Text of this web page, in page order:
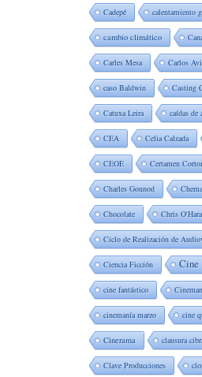
Cadepé calentamiento
cambio climático
Carles Mesa Carlos
caso Baldwin Casting
Catuxa Leira caídas de
CEA Celia Calzada
CEOE Certamen
Charles Gounod
Chocolate Chris O'Hara
Ciclo de Realización de
Ciencia Ficción Cine
cine fantástico
cinemanía marzo cine
Cinerama clausura
Clave Producciones